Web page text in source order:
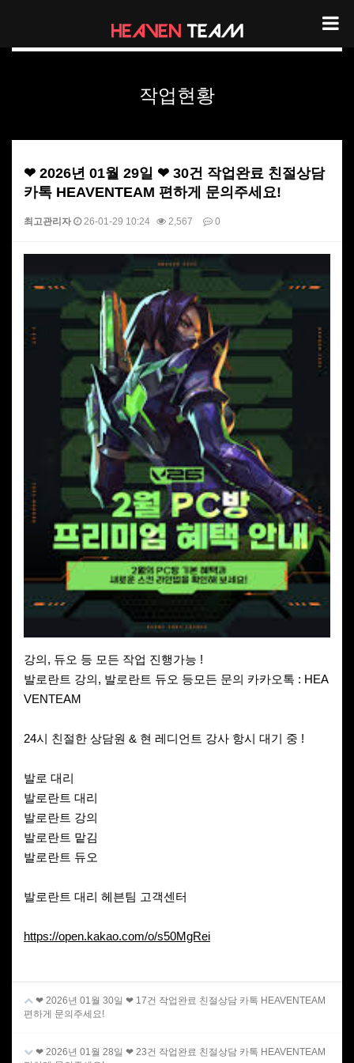
헤븐팀 작업현황
작업현황
❤ 2026년 01월 29일 ❤ 30건 작업완료 친절상담
카톡 HEAVENTEAM 편하게 문의주세요!
최고관리자 26-01-29 10:24 2,567 0
강의, 듀오 등 모든 작업 진행가능 !
발로란트 강의, 발로란트 듀오 등모든 문의 카카오톡 : HEA
VENTEAM
24시 친절한 상담원 & 현 레디언트 강사 항시 대기 중 !
발로 대리
발로란트 대리
발로란트 강의
발로란트 맡김
발로란트 듀오
발로란트 대리 헤븐팀 고객센터
https://open.kakao.com/o/s50MgRei
❤ 2026년 01월 30일 ❤ 17건 작업완료 친절상담 카톡 HEAVENTEAM
편하게 문의주세요!
❤ 2026년 01월 28일 ❤ 23건 작업완료 친절상담 카톡 HEAVENTEAM